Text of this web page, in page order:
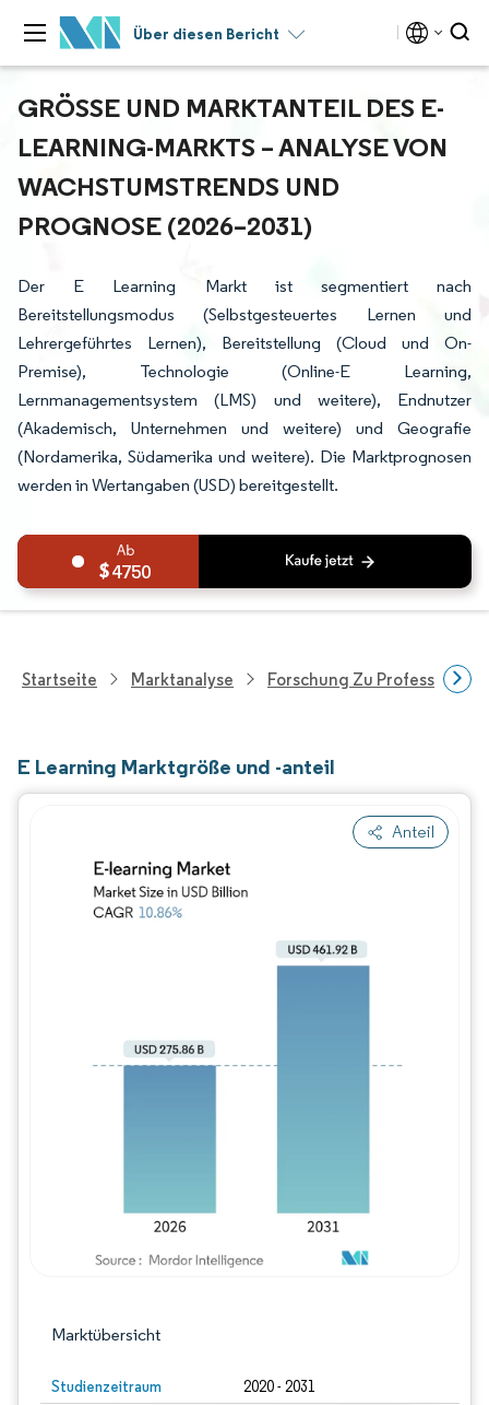
Über diesen Bericht
GRÖSSE UND MARKTANTEIL DES E-L
EARNING-MARKTS – ANALYSE VON W
ACHSTUMSTRENDS UND P
ROGNOSE (2026–2031)
Der E Learning Markt ist segmentiert nach
Bereitstellungsmodus (Selbstgesteuertes Lernen und
Lehrergeführtes Lernen), Bereitstellung (Cloud und On-
Premise), Technologie (Online-E Learning,
Lernmanagementsystem (LMS) und weitere), Endnutzer
(Akademisch, Unternehmen und weitere) und Geografie
(Nordamerika, Südamerika und weitere). Die Marktprognosen
werden in Wertangaben (USD) bereitgestellt.
4750
Startseite Marktanalyse Forschung Zu
E Learning Marktgröße und -anteil
Anteil
Marktübersicht
Studienzeitraum 2020 - 2031